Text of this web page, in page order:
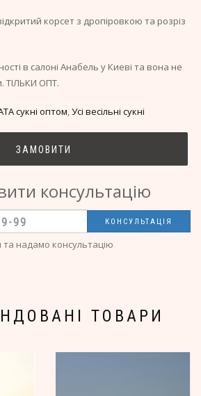
корсет з дропіровкою та розріз
в салоні Анабель у Киеві та вона не
ТІЛЬКИ ОПТ.
сукні оптом,Усі весільні сукні
ЗАМОВИТИ
консультацію
КОНСУЛЬТАЦІЯ
надамо консультацію
ТОВАРИ